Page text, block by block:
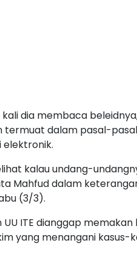
kali dia membaca
termuat dalam pasal-
kalau undang-
Mahfud dalam
(3/3).
UU ITE dianggap
yang menangani kasus-